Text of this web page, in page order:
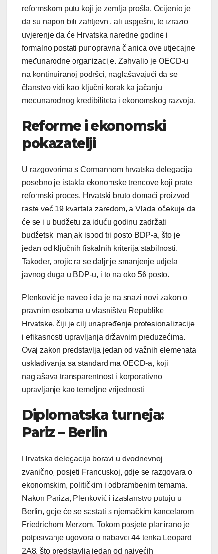
reformskom putu koji je zemlja prošla. Ocijenio je
da su napori bili zahtjevni, ali uspješni, te izrazio
uvjerenje da će Hrvatska naredne godine i
formalno postati punopravna članica ove utjecajne
međunarodne organizacije. Zahvalio je OECD-u
na kontinuiranoj podršci, naglašavajući da se
članstvo vidi kao ključni korak ka jačanju
međunarodnog kredibiliteta i ekonomskog razvoja.
Reforme i ekonomski
pokazatelji
U razgovorima s Cormannom hrvatska delegacija
posebno je istakla ekonomske trendove koji prate
reformski proces. Hrvatski bruto domaći proizvod
raste već 19 kvartala zaredom, a Vlada očekuje da
će se i u budžetu za iduću godinu zadržati
budžetski manjak ispod tri posto BDP-a, što je
jedan od ključnih fiskalnih kriterija stabilnosti.
Također, projicira se daljnje smanjenje udjela
javnog duga u BDP-u, i to na oko 56 posto.
Plenković je naveo i da je na snazi novi zakon o
pravnim osobama u vlasništvu Republike
Hrvatske, čiji je cilj unapređenje profesionalizacije
i efikasnosti upravljanja državnim preduzećima.
Ovaj zakon predstavlja jedan od važnih elemenata
usklađivanja sa standardima OECD-a, koji
naglašava transparentnost i korporativno
upravljanje kao temeljne vrijednosti.
Diplomatska turneja:
Pariz – Berlin
Hrvatska delegacija boravi u dvodnevnoj
zvaničnoj posjeti Francuskoj, gdje se razgovara o
ekonomskim, političkim i odbrambenim temama.
Nakon Pariza, Plenković i izaslanstvo putuju u
Berlin, gdje će se sastati s njemačkim kancelarom
Friedrichom Merzom. Tokom posjete planirano je
potpisivanje ugovora o nabavci 44 tenka Leopard
2A8, što predstavlja jedan od najvećih